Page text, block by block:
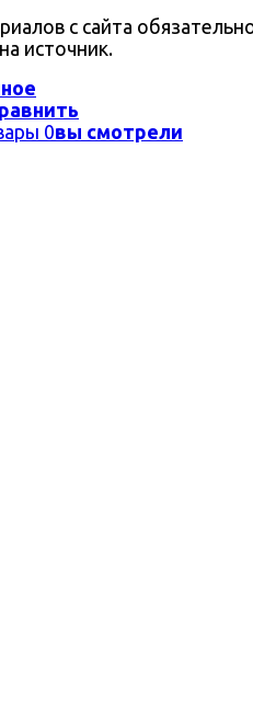
с сайта
источник.
0вы смотрели